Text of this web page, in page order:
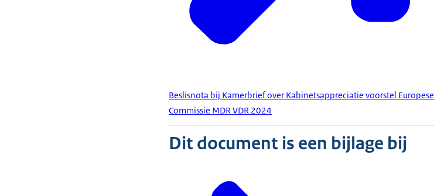
Beslisnota bij Kamerbrief over Kabinetsappreciatie voorstel Europese
Commissie MDR VDR 2024
Dit document is een bijlage bij